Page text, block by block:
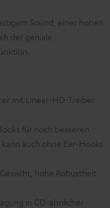
Sound, einer hohen
der geniale
mit Linear-HD-Treiber
für noch besseren
auch ohne Ear-Hooks
hohe Robustheit
in CD-ähnlicher